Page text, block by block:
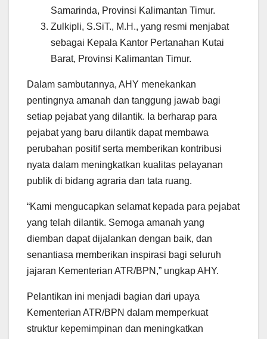
Samarinda, Provinsi Kalimantan Timur.
Zulkipli, S.SiT., M.H., yang resmi menjabat
sebagai Kepala Kantor Pertanahan Kutai
Barat, Provinsi Kalimantan Timur.
Dalam sambutannya, AHY menekankan
pentingnya amanah dan tanggung jawab bagi
setiap pejabat yang dilantik. Ia berharap para
pejabat yang baru dilantik dapat membawa
perubahan positif serta memberikan kontribusi
nyata dalam meningkatkan kualitas pelayanan
publik di bidang agraria dan tata ruang.
“Kami mengucapkan selamat kepada para pejabat
yang telah dilantik. Semoga amanah yang
diemban dapat dijalankan dengan baik, dan
senantiasa memberikan inspirasi bagi seluruh
jajaran Kementerian ATR/BPN,” ungkap AHY.
Pelantikan ini menjadi bagian dari upaya
Kementerian ATR/BPN dalam memperkuat
struktur kepemimpinan dan meningkatkan